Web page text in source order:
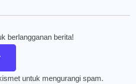
berlangganan berita!
untuk mengurangi spam.